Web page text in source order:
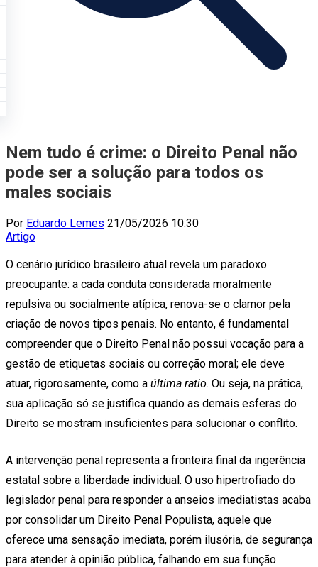
Nem tudo é crime: o Direito Penal não
pode ser a solução para todos os
males sociais
Por Eduardo Lemes 21/05/2026 10:30
Artigo
O cenário jurídico brasileiro atual revela um paradoxo
preocupante: a cada conduta considerada moralmente
repulsiva ou socialmente atípica, renova-se o clamor pela
criação de novos tipos penais. No entanto, é fundamental
compreender que o Direito Penal não possui vocação para a
gestão de etiquetas sociais ou correção moral; ele deve
atuar, rigorosamente, como a última ratio. Ou seja, na prática,
sua aplicação só se justifica quando as demais esferas do
Direito se mostram insuficientes para solucionar o conflito.
A intervenção penal representa a fronteira final da ingerência
estatal sobre a liberdade individual. O uso hipertrofiado do
legislador penal para responder a anseios imediatistas acaba
por consolidar um Direito Penal Populista, aquele que
oferece uma sensação imediata, porém ilusória, de segurança
para atender à opinião pública, falhando em sua função